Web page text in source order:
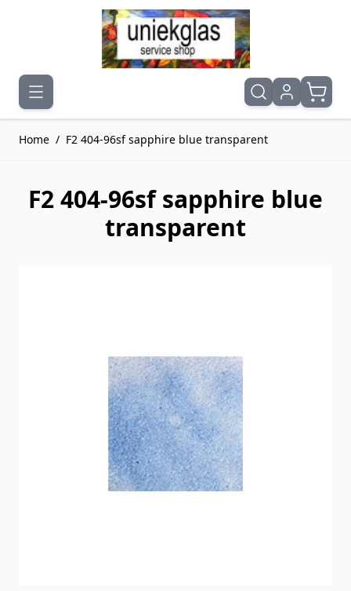
Ga naar de inhoud
Home / F2 404-96sf sapphire blue transparent
F2 404-96sf sapphire blue
transparent